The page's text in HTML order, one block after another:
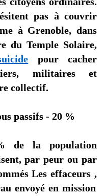
pas à couvrir
à Grenoble, dans
du Temple Solaire,
pourcacher
militaires et
collectif.
passifs - 20 %
de la population
par peur ou par
Leseffaceurs ,
envoyé en mission